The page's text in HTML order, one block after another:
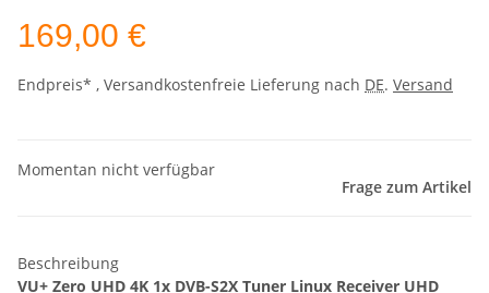
169,00 €
Endpreis* , Versandkostenfreie Lieferung nach DE. Versand
Momentan nicht verfügbar
Frage zum Artikel
Beschreibung
VU+ Zero UHD 4K 1x DVB-S2X Tuner Linux Receiver UHD